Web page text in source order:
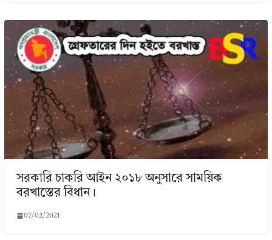
সরকারি চাকরি আইন ২০১৮ অনুসারে সাময়িক
বরখাস্তের বিধান।
07/02/2021